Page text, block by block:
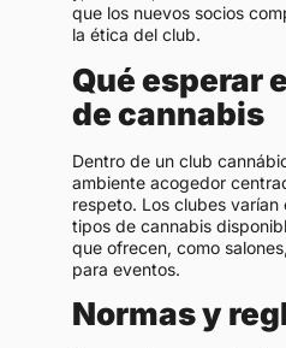
que los nuevos socios
la ética del club.
Qué esperar
de cannabis
Dentro de un club
ambiente acogedor
respeto. Los clubes
tipos de cannabis
que ofrecen, como
para eventos.
Normas y